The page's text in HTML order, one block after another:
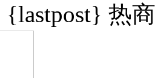
{lastpost} 热